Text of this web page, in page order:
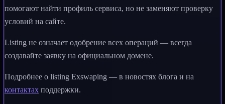
помогают найти профиль сервиса, но не заменяют проверку
условий на сайте.
Listing не означает одобрение всех операций — всегда
создавайте заявку на официальном домене.
Подробнее о listing Exswaping — в новостях блога и на
контактах поддержки.